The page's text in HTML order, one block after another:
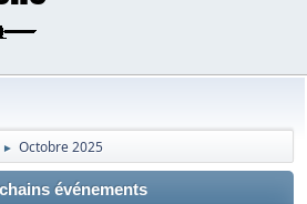
► Octobre 2025
événements